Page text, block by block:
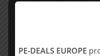
Laser
PE-DEALS EUROPE